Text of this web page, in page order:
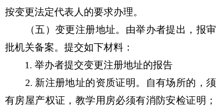
按变更法定代表人的要求办理。
（五）变更注册地址。由举办者提出，报审
批机关备案。提交如下材料：
1. 举办者提交变更注册地址的报告
2. 新注册地址的资质证明。自有场所的，须
有房屋产权证，教学用房必须有消防安检证明；